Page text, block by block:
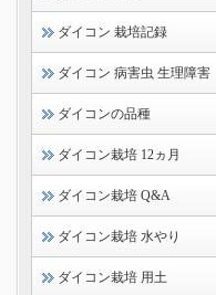
ダイコン 栽培記録
ダイコン 病害虫 生理障害
ダイコンの品種
ダイコン栽培 12ヵ月
ダイコン栽培 Q&A
ダイコン栽培 水やり
ダイコン栽培 用土